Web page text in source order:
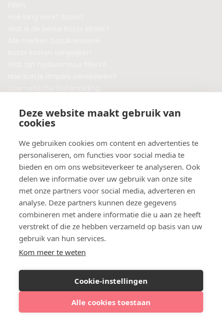
Deze website maakt gebruik van
cookies
We gebruiken cookies om content en advertenties te
personaliseren, om functies voor social media te
bieden en om ons websiteverkeer te analyseren. Ook
delen we informatie over uw gebruik van onze site
met onze partners voor social media, adverteren en
analyse. Deze partners kunnen deze gegevens
combineren met andere informatie die u aan ze heeft
verstrekt of die ze hebben verzameld op basis van uw
gebruik van hun services.
Kom meer te weten
Cookie-instellingen
Alle cookies toestaan
Bekijk klinieken bij jou in de buurt
Beste Botox arts
Cosmetische kliniek
Spierontspanners
Botox lippen
Top 10 cosmetische klinieken
Aanmelden model
Injectablesbooking.nl
Registreer kliniek
Registreer behandelaar
Video Tutorial Arts en kliniek profiel
Over ons
Inloggen
Contact